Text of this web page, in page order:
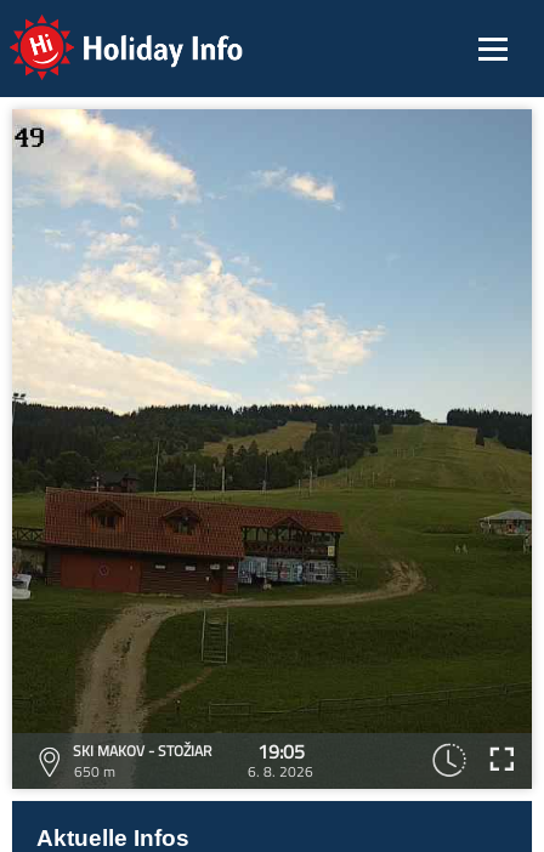
Holiday Info
SKI MAKOV - STOŽIAR
650 m
19:05
6. 8. 2026
Aktuelle Infos